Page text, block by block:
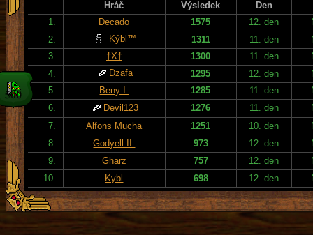
Hráč Výsledek
Den
1.
Decado 1575 12. den
2.
Kýbl™ 1311 11. den
3.
†X† 1300 11. den
4.
Dzafa 1295 12. den
5.
Beny I. 1285 11. den
6.
Devil123 1276 11. den
7.
Alfons Mucha 1251 10. den
8.
Godyell II. 973 12. den
9.
Gharz 757 12. den
10.
Kybl 698 12. den